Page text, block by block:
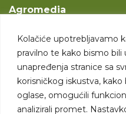
Kolačiće upotrebljavamo
pravilno te kako bismo bili
unapređenja stranice sa
korisničkog iskustva, kako
oglase, omogućili
analizirali promet.
Agromedia
Svet poljoprivrede
Marketing usluge
Tražimo saradnike